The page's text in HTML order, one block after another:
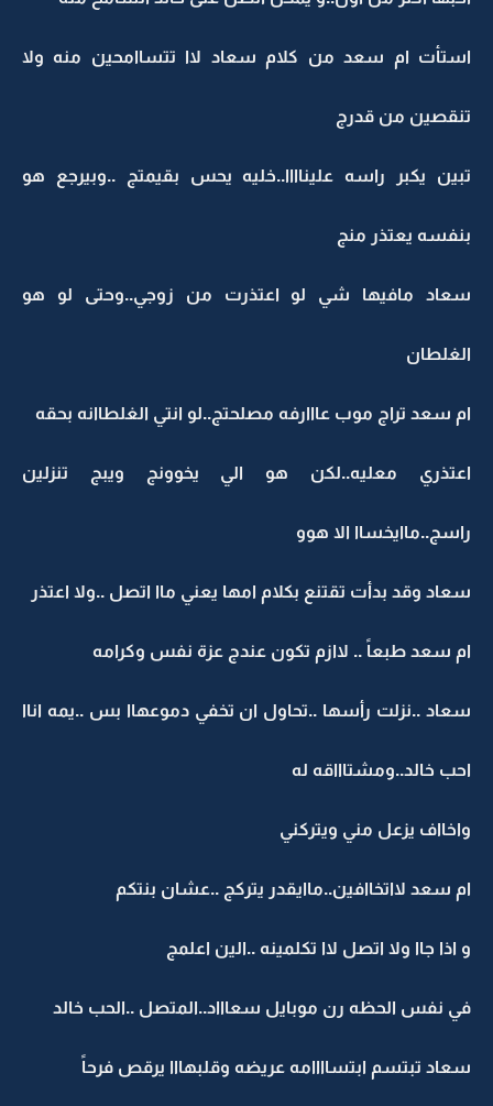
استأت ام سعد من كلام سعاد لاا تتساامحين منه ولا
تنقصين من قدرج
تبين يكبر راسه عليناااا..خليه يحس بقيمتج ..وبيرجع هو
بنفسه يعتذر منج
سعاد مافيها شي لو اعتذرت من زوجي..وحتى لو هو
الغلطان
ام سعد تراج موب عااارفه مصلحتج..لو انتي الغلطاانه بحقه
اعتذري معليه..لكن هو الي يخوونج ويبج تنزلين
راسج..ماايخساا الا هوو
سعاد وقد بدأت تقتنع بكلام امها يعني ماا اتصل ..ولا اعتذر
ام سعد طبعاً .. لاازم تكون عندج عزة نفس وكرامه
سعاد ..نزلت رأسها ..تحاول ان تخفي دموعهاا بس ..يمه اناا
احب خالد..ومشتاااقه له
واخااف يزعل مني ويتركني
ام سعد لااتخاافين..ماايقدر يتركج ..عشان بنتكم
و اذا جاا ولا اتصل لاا تكلمينه ..الين اعلمج
في نفس الحظه رن موبايل سعاااد..المتصل ..الحب خالد
سعاد تبتسم ابتساااامه عريضه وقلبهااا يرقص فرحاً